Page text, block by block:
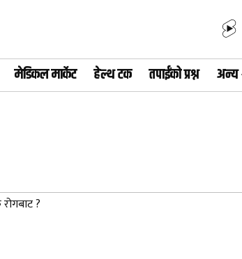
मेडिकल मार्केट हेल्थ टक तपाईंको प्रश्न अन्य